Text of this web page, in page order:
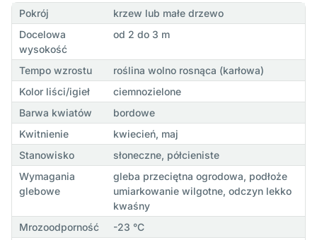
Pokrój
krzew lub małe drzewo
Docelowa
wysokość
od 2 do 3 m
Tempo wzrostu
roślina wolno rosnąca (karłowa)
Kolor liści/igieł
ciemnozielone
Barwa kwiatów
bordowe
Kwitnienie
kwiecień, maj
Stanowisko
słoneczne, półcieniste
Wymagania
glebowe
gleba przeciętna ogrodowa, podłoże
umiarkowanie wilgotne, odczyn lekko
kwaśny
Mrozoodporność
-23 °C